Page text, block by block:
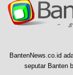
BantenNews.co.id
seputar Banten